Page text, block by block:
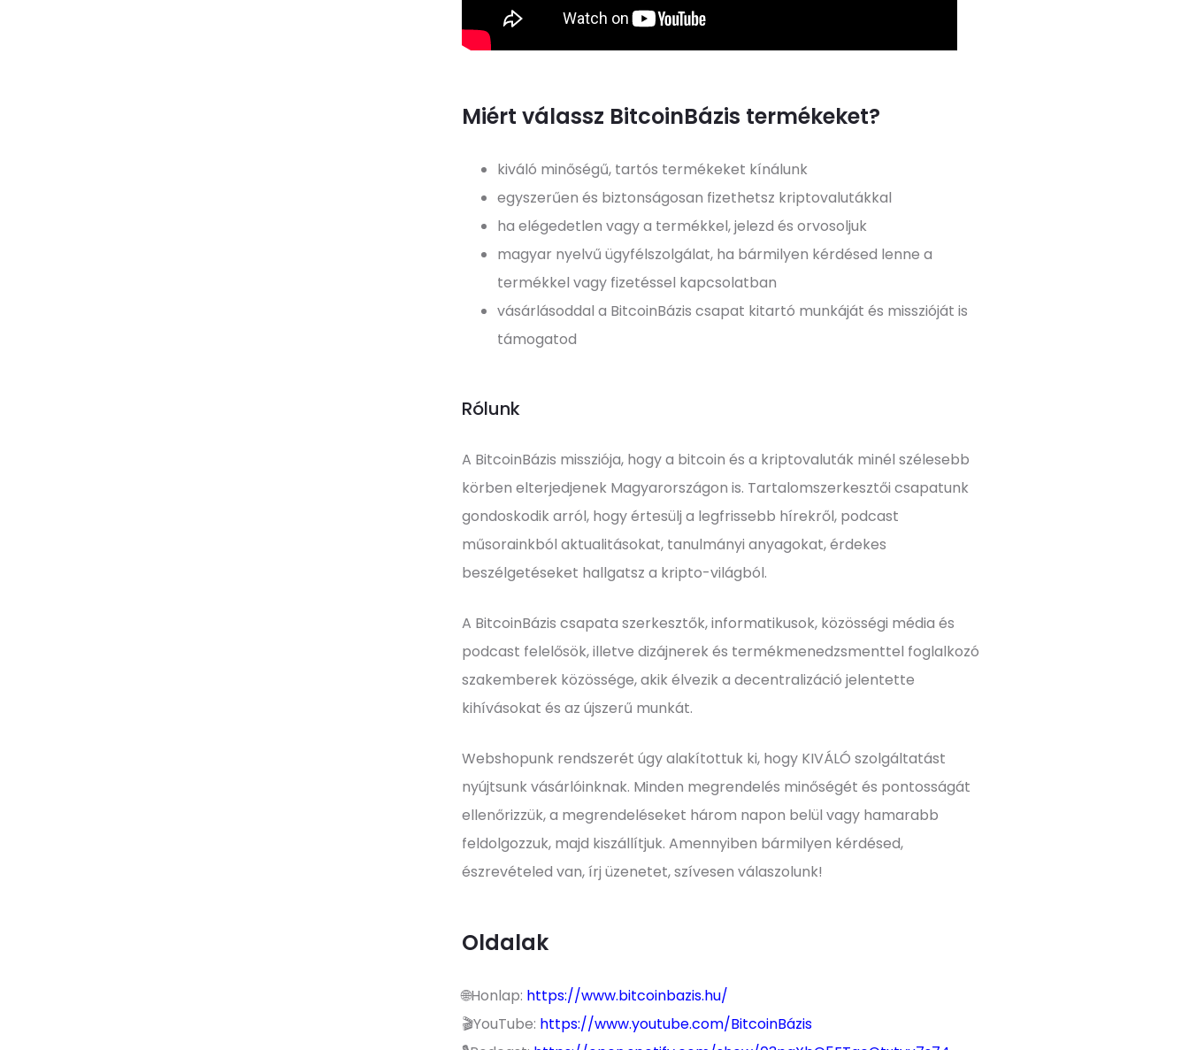
Miért válassz BitcoinBázis termékeket?
kiváló minőségű, tartós termékeket kínálunk
egyszerűen és biztonságosan fizethetsz kriptovalutákkal
ha elégedetlen vagy a termékkel, jelezd és orvosoljuk
magyar nyelvű ügyfélszolgálat, ha bármilyen kérdésed lenne a
termékkel vagy fizetéssel kapcsolatban
vásárlásoddal a BitcoinBázis csapat kitartó munkáját és misszióját is
támogatod
Rólunk
A BitcoinBázis missziója, hogy a bitcoin és a kriptovaluták minél szélesebb
körben elterjedjenek Magyarországon is. Tartalomszerkesztői csapatunk
gondoskodik arról, hogy értesülj a legfrissebb hírekről, podcast
műsorainkból aktualitásokat, tanulmányi anyagokat, érdekes
beszélgetéseket hallgatsz a kripto-világból.
A BitcoinBázis csapata szerkesztők, informatikusok, közösségi média és
podcast felelősök, illetve dizájnerek és termékmenedzsmenttel foglalkozó
szakemberek közössége, akik élvezik a decentralizáció jelentette
kihívásokat és az újszerű munkát.
Webshopunk rendszerét úgy alakítottuk ki, hogy KIVÁLÓ szolgáltatást
nyújtsunk vásárlóinknak. Minden megrendelés minőségét és pontosságát
ellenőrizzük, a megrendeléseket három napon belül vagy hamarabb
feldolgozzuk, majd kiszállítjuk. Amennyiben bármilyen kérdésed,
észrevételed van, írj üzenetet, szívesen válaszolunk!
Oldalak
🌐Honlap: https://www.bitcoinbazis.hu/
🎬YouTube: https://www.youtube.com/BitcoinBázis